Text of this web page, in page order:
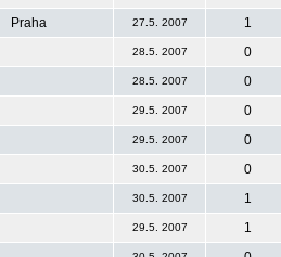
Praha 27.5. 2007
1
28.5. 2007
0
28.5. 2007
0
29.5. 2007
0
29.5. 2007
0
30.5. 2007
0
30.5. 2007
1
29.5. 2007
1